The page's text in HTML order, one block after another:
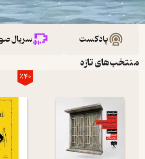
پادکست سریال
منتخب‌های تازه
٪40